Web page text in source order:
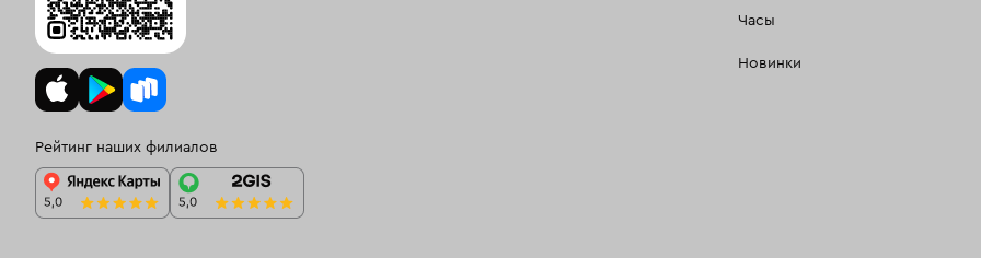
Часы
Новинки
Рейтинг наших филиалов